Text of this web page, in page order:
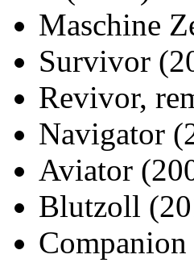
Maschine
Survivor
Revivor,
Navigator
Aviator
Blutzoll